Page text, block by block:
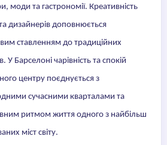
моди та гастрономії. Креативність
дизайнерів доповнюється
ставленням до традиційних
У Барселоні чарівність та спокій
центру поєднується з
сучасними кварталами та
ритмом життя одного з найбільш
міст світу.